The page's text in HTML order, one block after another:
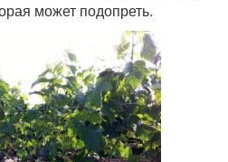
может подопреть.